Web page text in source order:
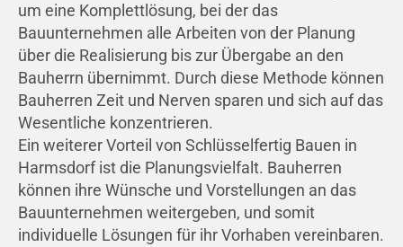
um eine Komplettlösung, bei der das
Bauunternehmen alle Arbeiten von der Planung
über die Realisierung bis zur Übergabe an den
Bauherrn übernimmt. Durch diese Methode können
Bauherren Zeit und Nerven sparen und sich auf das
Wesentliche konzentrieren.
Ein weiterer Vorteil von Schlüsselfertig Bauen in
Harmsdorf ist die Planungsvielfalt. Bauherren
können ihre Wünsche und Vorstellungen an das
Bauunternehmen weitergeben, und somit
individuelle Lösungen für ihr Vorhaben vereinbaren.